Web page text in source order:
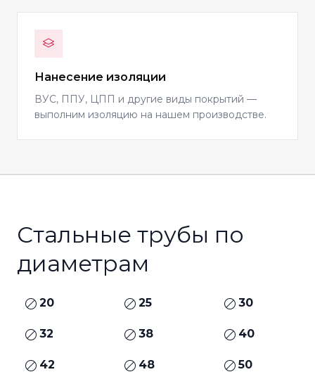
Нанесение изоляции
ВУС, ППУ, ЦПП и другие виды покрытий —
выполним изоляцию на нашем производстве.
Стальные трубы по
диаметрам
20 25 30
32 38 40
42 48 50